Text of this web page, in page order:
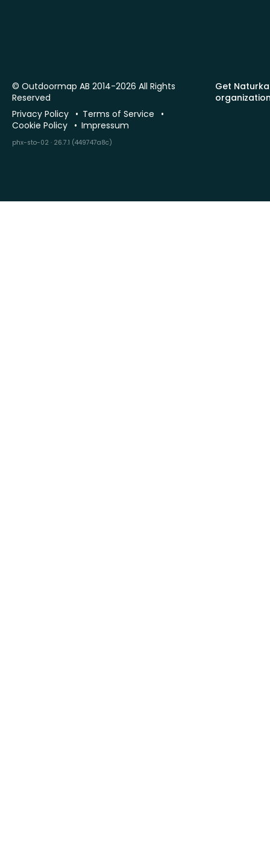
Get
© Outdoormap AB 2014-2026 All Rights
Reserved
Privacy Policy
Terms of Service
Cookie Policy
Impressum
phx-sto-02 · 26.7.1 (449747a8c)